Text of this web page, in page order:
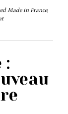
Made in France,
: